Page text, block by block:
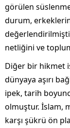
görülen
durum, erkeklerin
netliğini ve
Diğer bir hikmet
dünyaya aşırı
ipek, tarih
olmuştur. İslam,
karşı şükrü ön